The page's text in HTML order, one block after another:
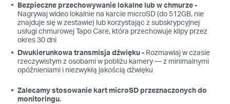
Bezpieczne przechowywanie lokalne lub w chmurze -
Nagrywaj wideo lokalnie na karcie microSD (do 512GB, nie
znajduje się w zestawie) lub korzystając z subskrypcyjnej
usługi chmurowej Tapo Care, która przechowuje klipy przez
okres 30 dni
Dwukierunkowa transmisja dźwięku - Rozmawiaj w czasie
rzeczywistym z osobami w pobliżu kamery — z minimalnymi
opóźnieniami i niezwykłą jakością dźwięku
Zalecamy stosowanie kart microSD przeznaczonych do
monitoringu.